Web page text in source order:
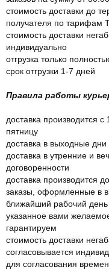
стоимость доставки до
получателя по тарифам
стоимость доставки
индивидуально
отгрузка только
срок отгрузки 1-7 дней
Правила работы
доставка производится
пятницу
доставка в выходные
доставка в утренние и
договоренности
доставка производится
заказы, оформленные в
ближайший рабочий день
указанное вами
гарантируем
стоимость доставки
согласовывается
для согласования